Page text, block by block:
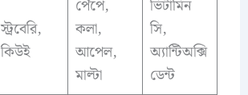
স্ট্রবেরি,
কিউই
পেঁপে,
কলা,
আপেল,
মাল্টা
ভিটামিন
সি,
অ্যান্টিঅক্সি
ডেন্ট